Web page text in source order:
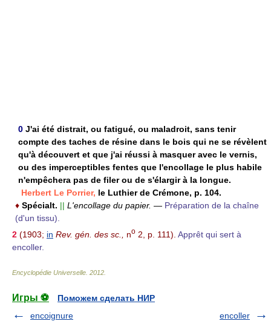
0 J'ai été distrait, ou fatigué, ou maladroit, sans tenir
compte des taches de résine dans le bois qui ne se révèlent
qu'à découvert et que j'ai réussi à masquer avec le vernis,
ou des imperceptibles fentes que l'encollage le plus habile
n'empêchera pas de filer ou de s'élargir à la longue.
Herbert Le Porrier, le Luthier de Crémone, p. 104.
♦ Spécialt. || L'encollage du papier. — Préparation de la chaîne
(d'un tissu).
2 (1903; in Rev. gén. des sc., no 2, p. 111). Apprêt qui sert à
encoller.
Encyclopédie Universelle 2012
Игры ⚽
Поможем сделать НИР
encoignure
encoller